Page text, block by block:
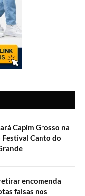
Capim Grosso na
Canto do
encomenda
falsas nos